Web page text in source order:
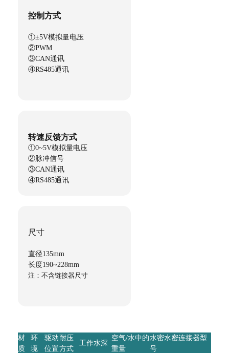
控制方式
①±5V模拟量电压
②PWM
③CAN通讯
④RS485通讯
转速反馈方式
①0~5V模拟量电压
②脉冲信号
③CAN通讯
④RS485通讯
尺寸
直径135mm
长度190~228mm
注：不含链接器尺寸
材
质
环
境
驱动
位置
耐压
方式
工作水深
空气/水中的
重量
水密水密连接器型
号